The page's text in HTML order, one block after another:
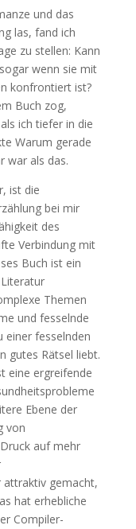
und das
las, fand ich
zu stellen: Kann
wenn sie mit
konfrontiert ist?
Buch zog,
ich tiefer in die
Warum gerade
war als das.
ist die
bei mir
des
Verbindung mit
Buch ist ein
Themen
und fesselnde
einer fesselnden
gutes Rätsel liebt.
eine ergreifende
Ebene der
von
auf mehr
attraktiv gemacht,
hat erhebliche
Compiler-